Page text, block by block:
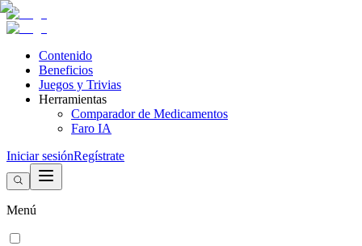
Contenido
Beneficios
Juegos y Trivias
Herramientas
Comparador de Medicamentos
Faro IA
Iniciar sesiónRegístrate
Menú